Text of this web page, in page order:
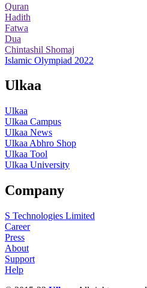
Quran
Hadith
Fatwa
Dua
Chintashil Shomaj
Islamic Olympiad 2022
Ulkaa
Ulkaa
Ulkaa Campus
Ulkaa News
Ulkaa Abhro Shop
Ulkaa Tool
Ulkaa University
Company
S Technologies Limited
Career
Press
About
Support
Help